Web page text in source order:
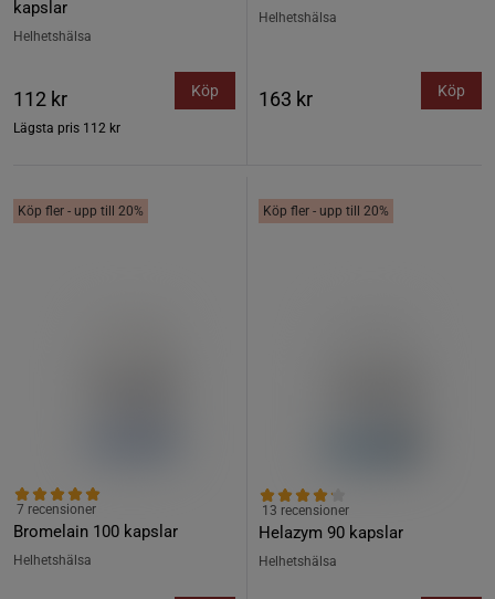
kapslar
Helhetshälsa
112 kr
Lägsta pris 112 kr
Köp
Helhetshälsa
163 kr Köp
Köp fler - upp till 20%
Bromelain 100 kapslar
7 recensioner
Helhetshälsa
Köp fler - upp till 20%
Helazym 90 kapslar
13 recensioner
Helhetshälsa